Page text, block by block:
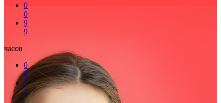
0
0
9
9
часов
0
0
1
1